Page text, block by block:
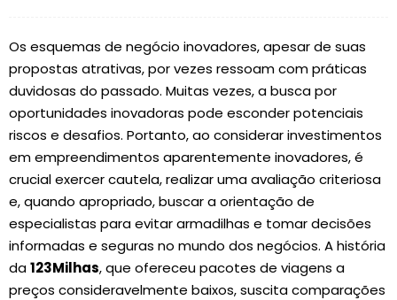
Os esquemas de negócio inovadores, apesar de suas
propostas atrativas, por vezes ressoam com práticas
duvidosas do passado. Muitas vezes, a busca por
oportunidades inovadoras pode esconder potenciais
riscos e desafios. Portanto, ao considerar investimentos
em empreendimentos aparentemente inovadores, é
crucial exercer cautela, realizar uma avaliação criteriosa
e, quando apropriado, buscar a orientação de
especialistas para evitar armadilhas e tomar decisões
informadas e seguras no mundo dos negócios. A história
da123Milhas, que ofereceu pacotes de viagens a
preços consideravelmente baixos, suscita comparações